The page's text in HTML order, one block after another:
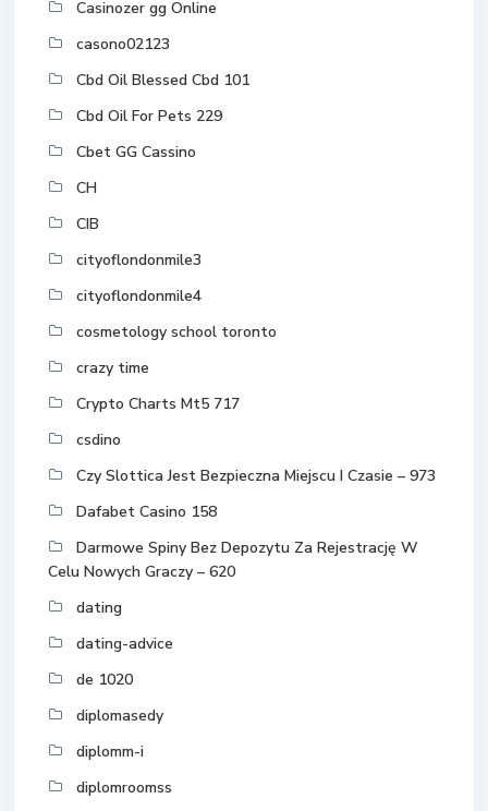
Casinozer gg Online
casono02123
Cbd Oil Blessed Cbd 101
Cbd Oil For Pets 229
Cbet GG Cassino
CH
CIB
cityoflondonmile3
cityoflondonmile4
cosmetology school toronto
crazy time
Crypto Charts Mt5 717
csdino
Czy Slottica Jest Bezpieczna Miejscu I Czasie – 973
Dafabet Casino 158
Darmowe Spiny Bez Depozytu Za Rejestrację W
Celu Nowych Graczy – 620
dating
dating-advice
de 1020
diplomasedy
diplomm-i
diplomroomss